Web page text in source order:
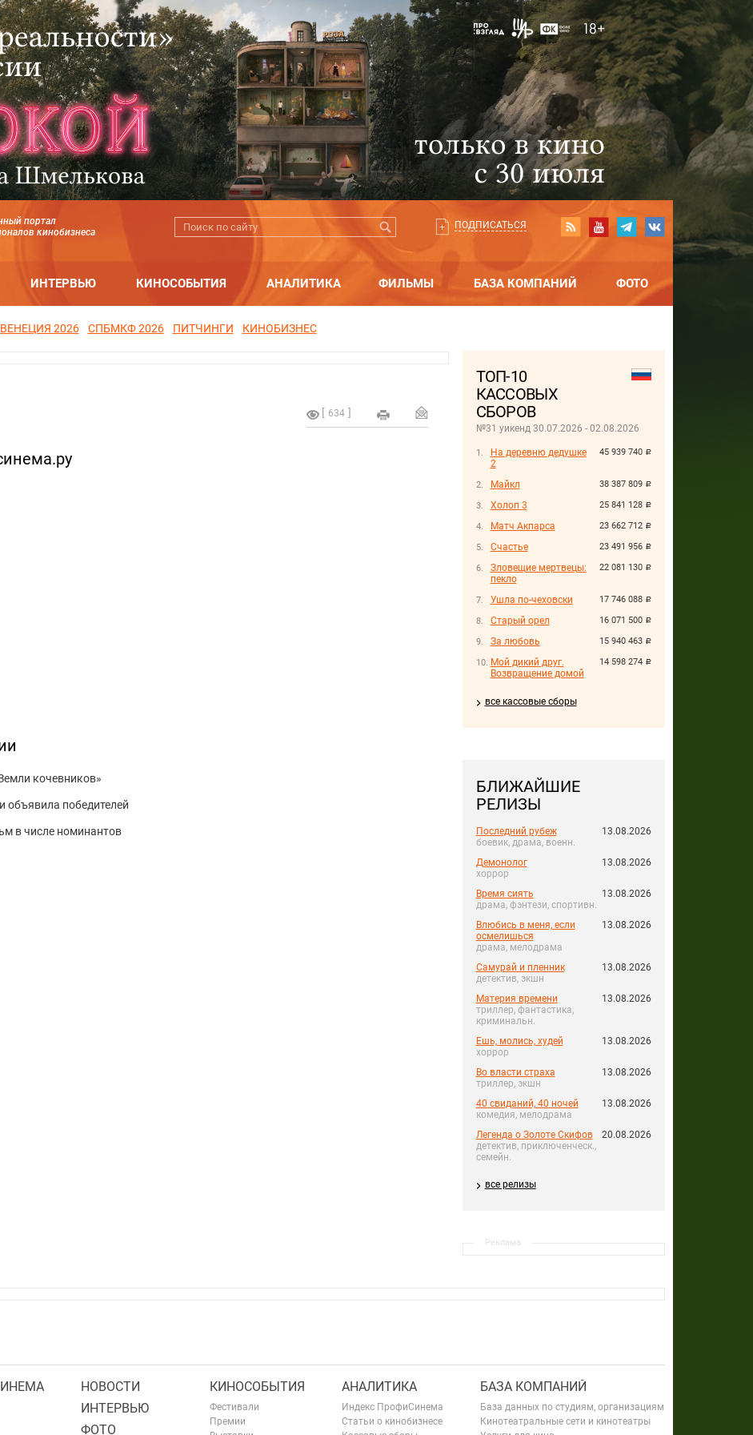
портал
кинобизнеса
ПОДПИСАТЬСЯ
ИНТЕРВЬЮ КИНОСОБЫТИЯ АНАЛИТИКА ФИЛЬМЫ БАЗА КОМПАНИЙ ФОТО
ВЕНЕЦИЯ 2026 СПБМКФ 2026 ПИТЧИНГИ КИНОБИЗНЕС
ТОП-10
КАССОВЫХ
СБОРОВ
№31 уикенд 30.07.2026 - 02.08.2026
45 939 740 руб.
На деревню дедушке
2
38 387 809 руб.
Майкл
25 841 128 руб.
Холоп 3
23 662 712 руб.
Матч Акпарса
23 491 956 руб.
Счастье
22 081 130 руб.
Зловещие мертвецы:
пекло
17 746 088 руб.
Ушла по-чеховски
16 071 500 руб.
Старый орел
15 940 463 руб.
За любовь
14 598 274 руб.
Мой дикий друг.
Возвращение домой
все кассовые сборы
БЛИЖАЙШИЕ
РЕЛИЗЫ
Последний рубеж
боевик, драма, военн.
13.08.2026
Демонолог
хоррор
13.08.2026
Время сиять
драма, фэнтези, спортивн.
13.08.2026
Влюбись в меня, если
осмелишься
драма, мелодрама
13.08.2026
Самурай и пленник
детектив, экшн
13.08.2026
Материя времени
триллер, фантастика,
криминальн.
13.08.2026
Ешь, молись, худей
хоррор
13.08.2026
Во власти страха
триллер, экшн
13.08.2026
40 свиданий, 40 ночей
комедия, мелодрама
13.08.2026
Легенда о Золоте Скифов
детектив, приключенческ.,
семейн.
20.08.2026
все релизы
Реклама
634
кочевников»
объявила победителей
в числе номинантов
НОВОСТИ
ИНТЕРВЬЮ
ФОТО
КИНОСОБЫТИЯ
Фестивали
Премии
АНАЛИТИКА
Индекс ПрофиСинема
Статьи о кинобизнесе
БАЗА КОМПАНИЙ
База данных по студиям, организациям
Кинотеатральные сети и кинотеатры